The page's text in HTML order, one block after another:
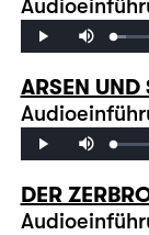
Play Progress
ARSEN UND
Play Progress
DER